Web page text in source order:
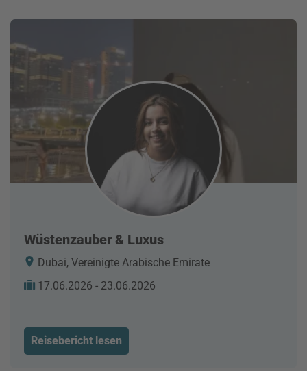
Wüstenzauber & Luxus
Dubai, Vereinigte Arabische Emirate
17.06.2026 - 23.06.2026
Reisebericht lesen